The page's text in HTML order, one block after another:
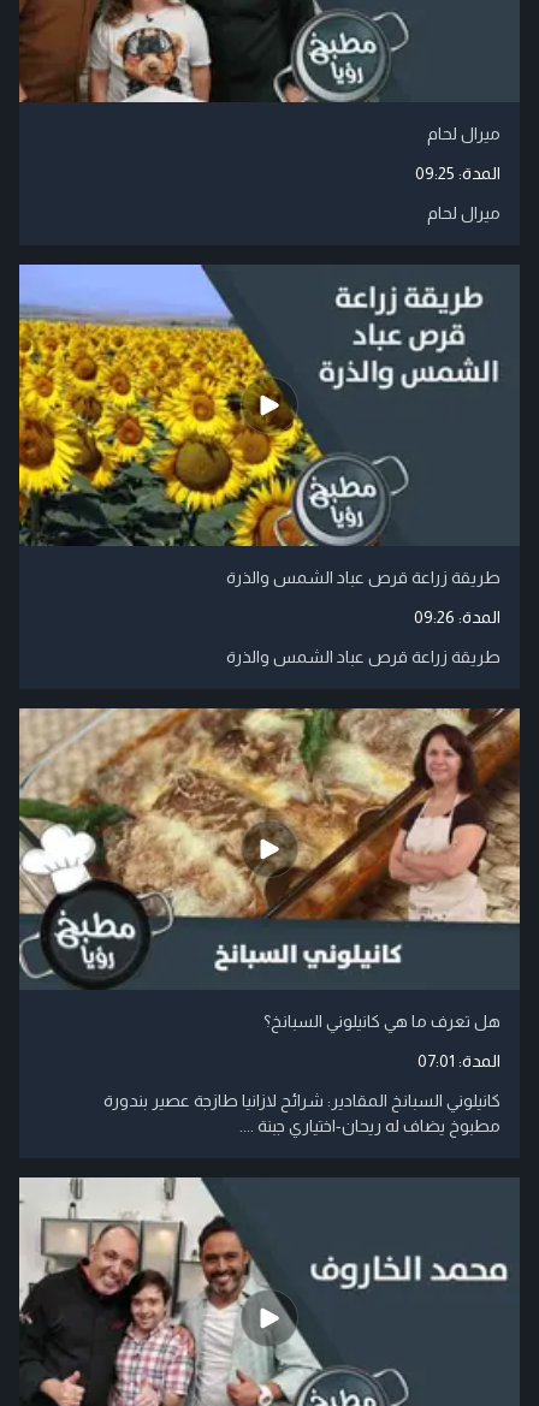
ميرال لحام
المدة: 09:25
ميرال لحام
طريقة زراعة قرص عباد الشمس والذرة
المدة: 09:26
طريقة زراعة قرص عباد الشمس والذرة
هل تعرف ما هي كانيلوني السبانخ؟
المدة: 07:01
كانيلوني السبانخ المقادير: شرائح لازانيا طازجة عصير بندورة
مطبوخ يضاف له ريحان-اختياري جبنة ....